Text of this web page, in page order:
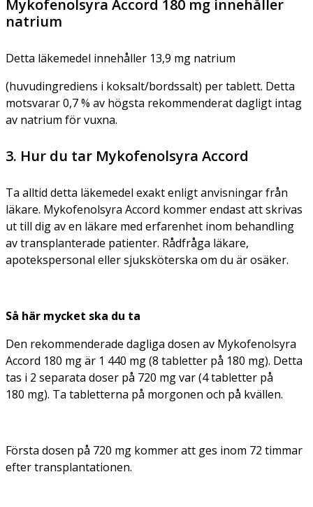
Mykofenolsyra Accord 180 mg innehåller
natrium
Detta läkemedel innehåller 13,9 mg natrium
(huvudingrediens i koksalt/bordssalt) per tablett. Detta
motsvarar 0,7 % av högsta rekommenderat dagligt intag
av natrium för vuxna.
3. Hur du tar Mykofenolsyra Accord
Ta alltid detta läkemedel exakt enligt anvisningar från
läkare. Mykofenolsyra Accord kommer endast att skrivas
ut till dig av en läkare med erfarenhet inom behandling
av transplanterade patienter. Rådfråga läkare,
apotekspersonal eller sjuksköterska om du är osäker.
Så här mycket ska du ta
Den rekommenderade dagliga dosen av Mykofenolsyra
Accord 180 mg är 1 440 mg (8 tabletter på 180 mg). Detta
tas i 2 separata doser på 720 mg var (4 tabletter på
180 mg). Ta tabletterna på morgonen och på kvällen.
Första dosen på 720 mg kommer att ges inom 72 timmar
efter transplantationen.